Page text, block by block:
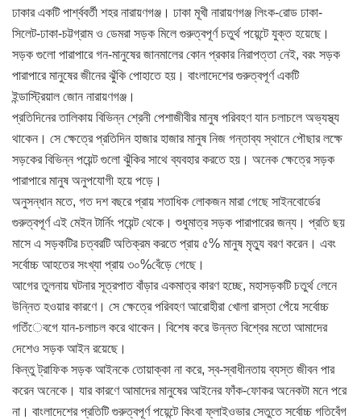
ঢাকার একটি পার্শ্ববর্তী শহর নারায়ণগঞ্জ। ঢাকা মূখী নারায়ণগঞ্জ লিংক-রোড ঢাকা-
সিলেট-ঢাকা-চট্টগ্রাম ও ডেমরা সড়ক মিলে গুরুত্বপূর্ণ চতুর্থ পয়েন্টে যুক্ত হয়েছে।
সড়ক গুলো পারাপারে গন-মানুষের জানমালের কোন প্রকার নিরাপত্তা নেই, বরং সড়ক
পারাপারে মানুষের জীনের ঝুঁকি পোহাতে হয়। বাংলাদেশের গুরুত্বপূর্ণ একটি
ইন্ডাস্ট্রিয়াল জোন নারায়ণগঞ্জ।
প্রতিদিনের তালিকায় বিভিন্ন শ্রেনী পেশাজীবীর মানুষ পরিবহণ যান চলাচলে অভ্যস্থ্য
থাকেন। সে ক্ষেত্রে প্রতিদিন হাজার হাজার মানুষ নিজ গন্তাব্য স্থানে পৌছার লক্ষে
সড়কের বিভিন্ন পয়েন্ট গুলো ঝুঁকির সাথে ব্যবহার করতে হয়। অনেক ক্ষেত্রে সড়ক
পারাপারে মানুষ অনুপযোগী হয়ে পড়ে।
অনুসন্ধান মতে, গত দশ বছরে প্রায় শতাধিক লোকজন মারা গেছে সাইনবোর্ডের
গুরুত্বপূর্ণ এই মেইন টার্নিং পয়েন্ট থেকে। শুধুমাত্র সড়ক পারাপারের জন্য। প্রতি ছয়
মাসে এ সড়কটির চত্বরটি অতিক্রম করতে প্রায় ৫% মানুষ মৃত্যু বরণ করেন। এবং
সর্বোচ্চ আহতের সংখ্যা প্রায় ৩০%বেঁড়ে গেছে।
আগের তুলনায় ঘটনার সূত্রপাত বাঁড়ার একমাত্র কারণ হচ্ছে, মহাসড়কটি চতুর্থ লেনে
উন্নিত হওয়ার কারণে। সে ক্ষেত্রে পরিবহণ আরোহীরা খোলা রাস্তা পেঁয়ে সর্বোচ্চ
গতিঁেবগে যান-চলাচল করে থাকেন। বিশেষ করে উন্নত বিশ্বের মতো আমাদের
দেশেও সড়ক আইন রয়েছে।
কিন্তু ট্রাফিক সড়ক আইনকে তোয়াক্কা না করে, স্ব-স্বাধীনতায় ব্যস্ত জীবন পার
করেন অনেকে। যার কারণে আমাদের মানুষের আইনের ফাঁক-ফোকর অনেকটা মনে পরে
না। বাংলাদেশের প্রতিটি গুরুত্বপূর্ণ পয়েন্টে কিংবা ফ্লাইওভার সেতুতে সর্বোচ্চ গতিবেঁগ